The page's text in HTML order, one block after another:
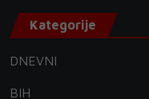
Kategorije
DNEVNI
BIH